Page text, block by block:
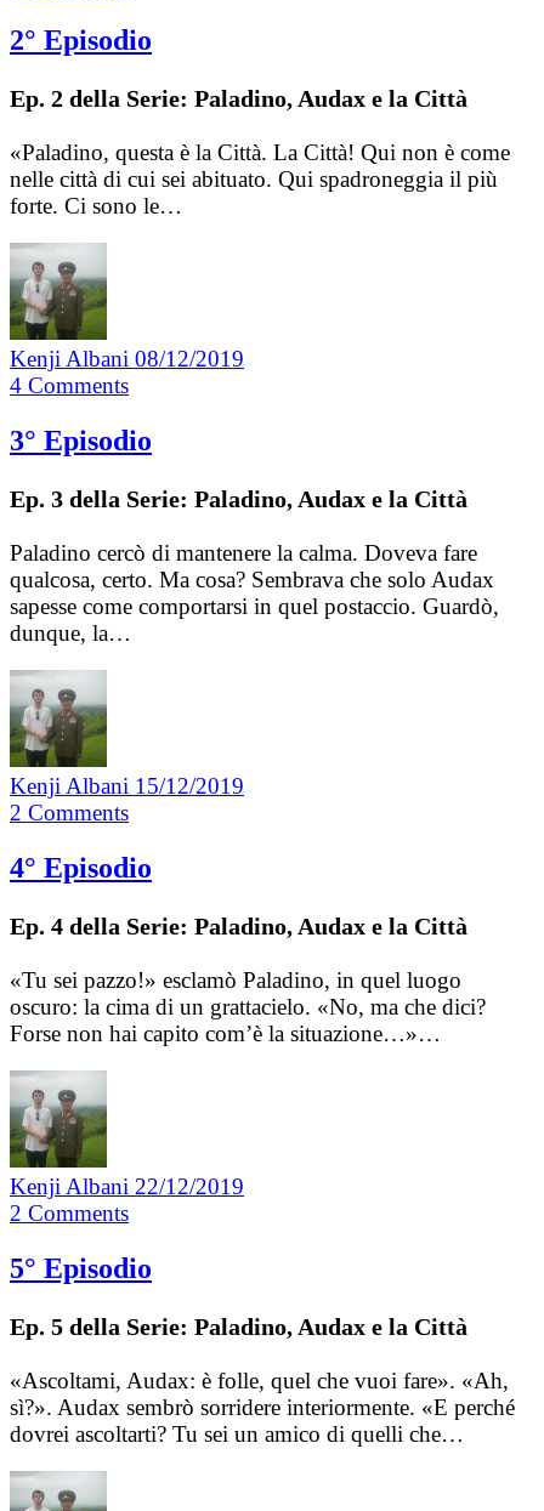
2° Episodio
Ep. 2 della Serie: Paladino, Audax e la Città
«Paladino, questa è la Città. La Città! Qui non è come
nelle città di cui sei abituato. Qui spadroneggia il più
forte. Ci sono le…
Kenji Albani 08/12/2019
4 Comments
3° Episodio
Ep. 3 della Serie: Paladino, Audax e la Città
Paladino cercò di mantenere la calma. Doveva fare
qualcosa, certo. Ma cosa? Sembrava che solo Audax
sapesse come comportarsi in quel postaccio. Guardò,
dunque, la…
Kenji Albani 15/12/2019
2 Comments
4° Episodio
Ep. 4 della Serie: Paladino, Audax e la Città
«Tu sei pazzo!» esclamò Paladino, in quel luogo
oscuro: la cima di un grattacielo. «No, ma che dici?
Forse non hai capito com’è la situazione…»…
Kenji Albani 22/12/2019
2 Comments
5° Episodio
Ep. 5 della Serie: Paladino, Audax e la Città
«Ascoltami, Audax: è folle, quel che vuoi fare». «Ah,
sì?». Audax sembrò sorridere interiormente. «E perché
dovrei ascoltarti? Tu sei un amico di quelli che…